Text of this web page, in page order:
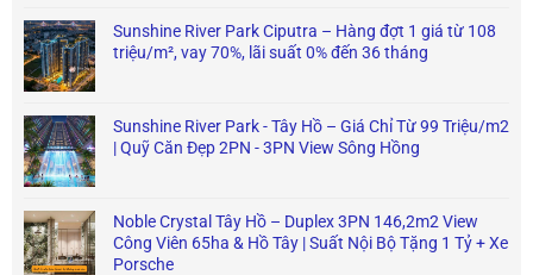
Sunshine River Park Ciputra – Hàng đợt 1 giá từ 108
triệu/m², vay 70%, lãi suất 0% đến 36 tháng
Sunshine River Park - Tây Hồ – Giá Chỉ Từ 99 Triệu/m2
| Quỹ Căn Đẹp 2PN - 3PN View Sông Hồng
Noble Crystal Tây Hồ – Duplex 3PN 146,2m2 View
Công Viên 65ha & Hồ Tây | Suất Nội Bộ Tặng 1 Tỷ + Xe
Porsche